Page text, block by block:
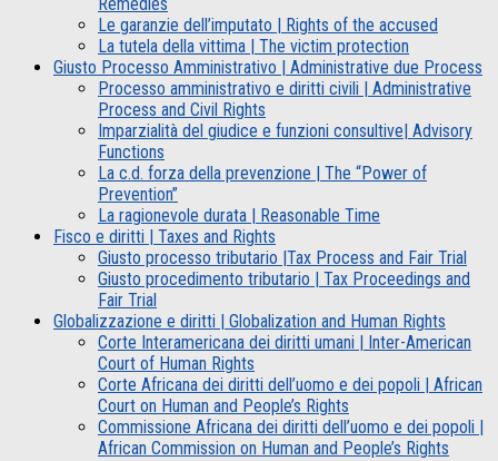
Le garanzie dell’imputato | Rights of the accused
La tutela della vittima | The victim protection
Giusto Processo Amministrativo | Administrative due Process
Processo amministrativo e diritti civili | Administrative
Process and Civil Rights
Imparzialità del giudice e funzioni consultive| Advisory
Functions
La c.d. forza della prevenzione | The “Power of
Prevention”
La ragionevole durata | Reasonable Time
Fisco e diritti | Taxes and Rights
Giusto processo tributario |Tax Process and Fair Trial
Giusto procedimento tributario | Tax Proceedings and
Fair Trial
Globalizzazione e diritti | Globalization and Human Rights
Corte Interamericana dei diritti umani | Inter-American
Court of Human Rights
Corte Africana dei diritti dell’uomo e dei popoli | African
Court on Human and People’s Rights
Commissione Africana dei diritti dell’uomo e dei popoli |
African Commission on Human and People’s Rights